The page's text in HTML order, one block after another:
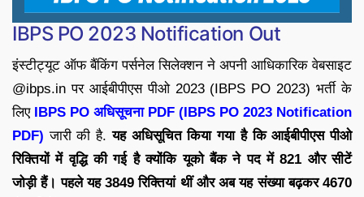
IBPS PO 2023 Notification Out
इंस्टीट्यूट ऑफ बैंकिंग पर्सनेल सिलेक्शन ने अपनी आधिकारिक वेबसाइट
@ibps.in पर आईबीपीएस पीओ 2023 (IBPS PO 2023) भर्ती के
लिए IBPS PO अधिसूचना PDF (IBPS PO 2023 Notification
PDF) जारी की है.यह अधिसूचित किया गया है कि आईबीपीएस पीओ
रिक्तियों में वृद्धि की गई है क्योंकि यूको बैंक ने पद में 821 और सीटें
जोड़ी हैं। पहले यह 3849 रिक्तियां थीं और अब यह संख्या बढ़कर 4670